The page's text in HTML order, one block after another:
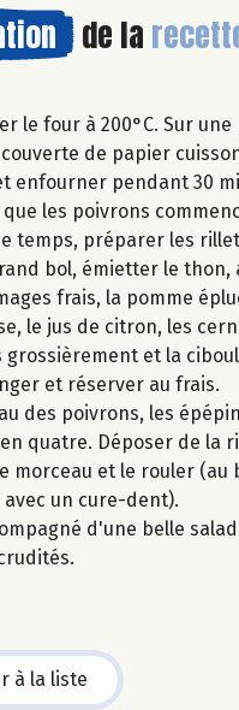
de la
le four à 200°C. Sur une
de papier
enfourner pendant 30
que les poivrons
temps, préparer les
bol, émietter le thon,
frais, la pomme
le jus de citron, les
grossièrement et la
et réserver au frais.
des poivrons, les
quatre. Déposer de la
morceau et le rouler (au
un cure-dent).
d'une belle
à la liste